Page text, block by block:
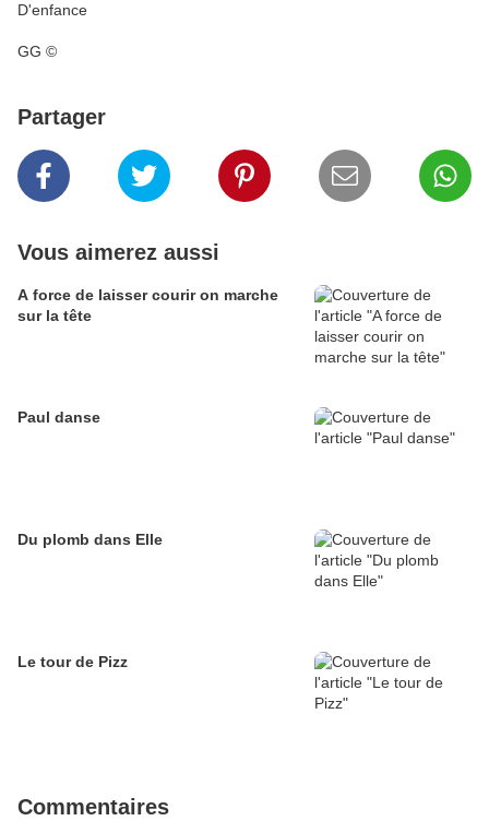
D'enfance
GG ©
Partager
Vous aimerez aussi
A force de laisser courir on marche
sur la tête
Paul danse
Du plomb dans Elle
Le tour de Pizz
Commentaires